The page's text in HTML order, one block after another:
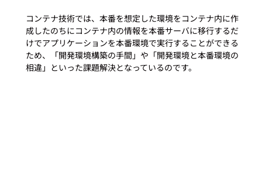
コンテナ技術では、本番を想定した環境をコンテナ内に作
成したのちにコンテナ内の情報を本番サーバに移行するだ
けでアプリケーションを本番環境で実行することができる
ため、「開発環境構築の手間」や「開発環境と本番環境の
相違」といった課題解決となっているのです。